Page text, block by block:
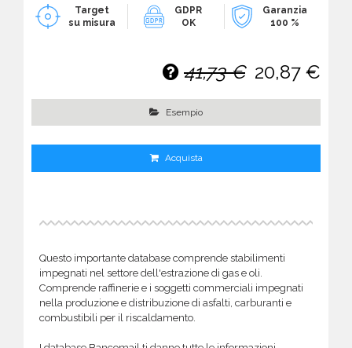
Target
su misura
GDPR
OK
Garanzia
100 %
41,73 € 20,87 €
Esempio
Acquista
Questo importante database comprende stabilimenti
impegnati nel settore dell'estrazione di gas e oli.
Comprende raffinerie e i soggetti commerciali impegnati
nella produzione e distribuzione di asfalti, carburanti e
combustibili per il riscaldamento.